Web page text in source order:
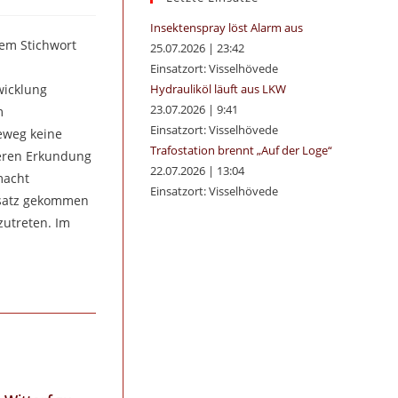
Stichwort
keine
Erkundung
gekommen
Im
Insektenspray löst Alarm aus
25.07.2026| 23:42
Einsatzort: Visselhövede
Hydrauliköl läuft aus LKW
23.07.2026| 9:41
Einsatzort: Visselhövede
Trafostation brennt „Auf der Loge“
22.07.2026| 13:04
Einsatzort: Visselhövede